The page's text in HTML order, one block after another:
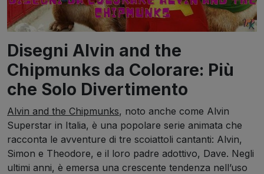
Disegni Alvin and the
Chipmunks da Colorare: Più
che Solo Divertimento
Alvin and the Chipmunks, noto anche come Alvin
Superstar in Italia, è una popolare serie animata che
racconta le avventure di tre scoiattoli cantanti: Alvin,
Simon e Theodore, e il loro padre adottivo, Dave. Negli
ultimi anni, è emersa una crescente tendenza nell’uso